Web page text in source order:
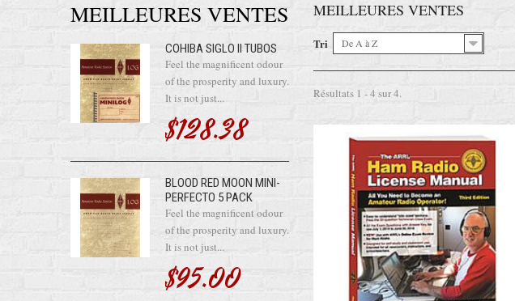
MEILLEURES VENTES
COHIBA SIGLO II TUBOS
Feel the magnificent odour
of the prosperity and luxury.
It is not just...
$128.38
BLOOD RED MOON MINI-
PERFECTO 5 PACK
Feel the magnificent odour
of the prosperity and luxury.
It is not just...
$95.00
MEILLEURES VENTES
Tri De A à Z
Résultats 1 - 4 sur 4.